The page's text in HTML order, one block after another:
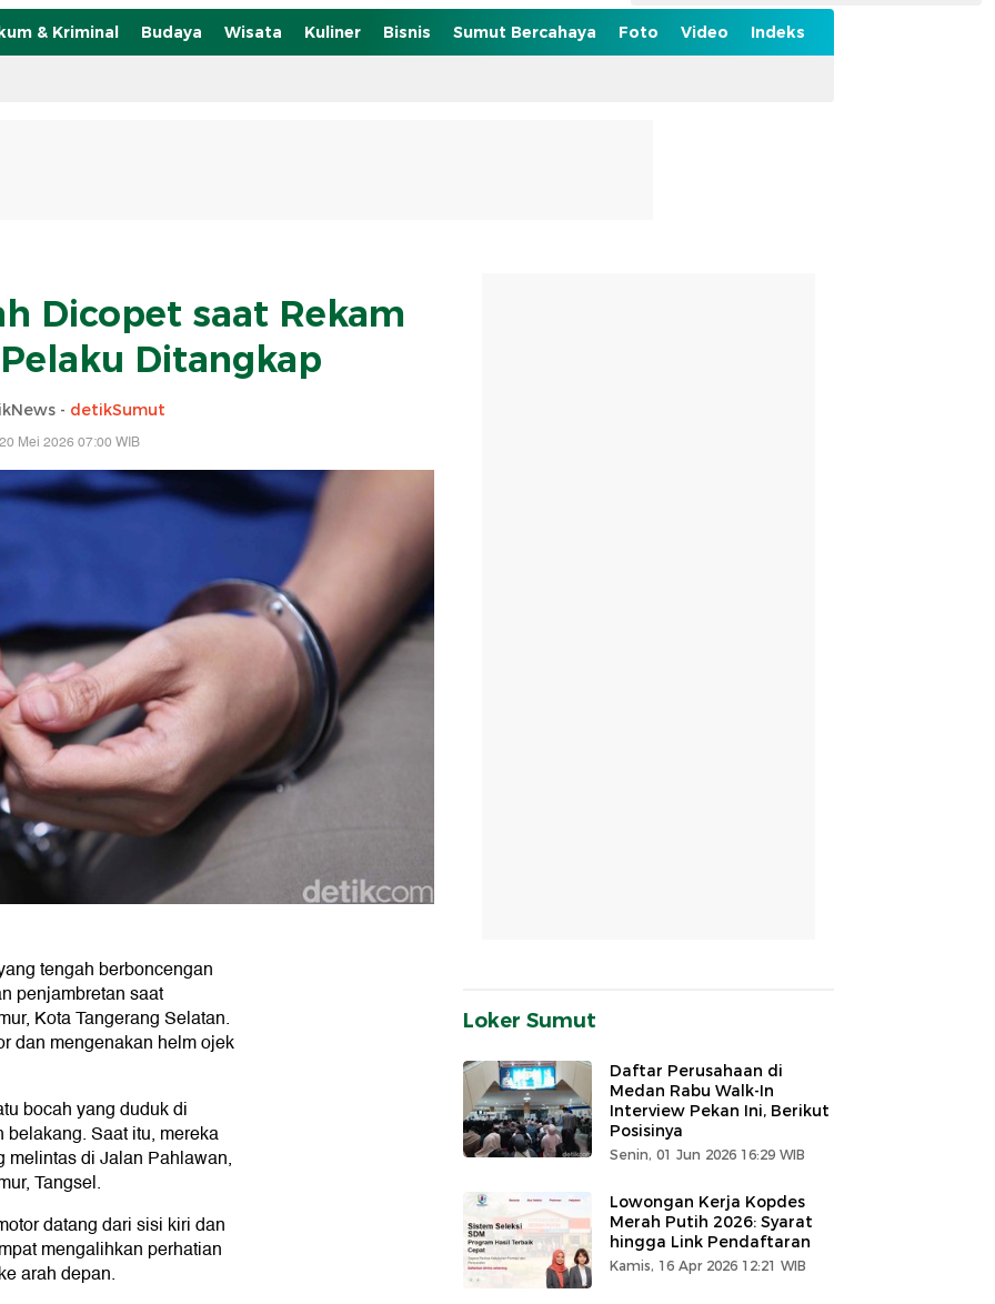
& Kriminal Budaya Wisata Kuliner Bisnis Sumut Bercahaya Foto Video Indeks
Dicopet saat Rekam
Ditangkap
- detikSumut
Mei 2026 07:00 WIB
tengah berboncengan
penjambretan saat
Kota Tangerang Selatan.
dan mengenakan helm ojek
bocah yang duduk di
Saat itu, mereka
melintas di Jalan Pahlawan,
Tangsel.
datang dari sisi kiri dan
mengalihkan perhatian
arah depan.
Loker Sumut
Daftar Perusahaan di
Medan Rabu Walk-In
Interview Pekan Ini, Berikut
Posisinya
Senin, 01 Jun 2026 16:29 WIB
Lowongan Kerja Kopdes
Merah Putih 2026: Syarat
hingga Link Pendaftaran
Kamis, 16 Apr 2026 12:21 WIB